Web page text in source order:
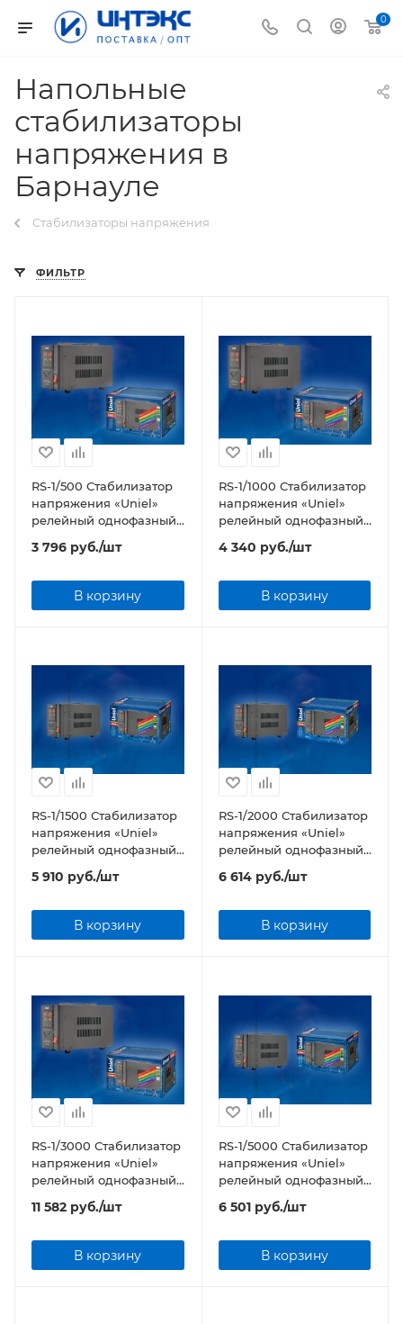
0
Напольные
стабилизаторы
напряжения в
Барнауле
Стабилизаторы напряжения
ФИЛЬТР
RS-1/500 Стабилизатор
напряжения «Uniel»
релейный однофазный,
3 796 руб./шт
В корзину
RS-1/1000 Стабилизатор
напряжения «Uniel»
релейный однофазный,
4 340 руб./шт
В корзину
RS-1/1500 Стабилизатор
напряжения «Uniel»
релейный однофазный,
5 910 руб./шт
В корзину
RS-1/2000 Стабилизатор
напряжения «Uniel»
релейный однофазный,
6 614руб./шт
В корзину
RS-1/3000 Стабилизатор
напряжения «Uniel»
релейный однофазный,
11 582 руб./шт
В корзину
RS-1/5000 Стабилизатор
напряжения «Uniel»
релейный однофазный,
6 501руб./шт
В корзину